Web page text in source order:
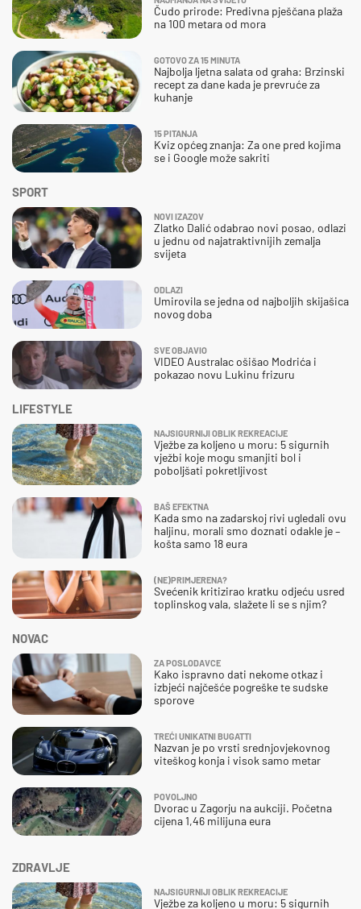
ZDRAVLJE
NAJSIGURNIJI OBLIK REKREACIJE
Vježbe za koljeno u moru: 5 sigurnih
SPORT
NOVI IZAZOV
Zlatko Dalić odabrao novi posao, odlazi
u jednu od najatraktivnijih zemalja
svijeta
ODLAZI
Umirovila se jedna od najboljih skijašica
novog doba
SVE OBJAVIO
VIDEO Australac ošišao Modrića i
pokazao novu Lukinu frizuru
Čudo prirode: Predivna pješčana plaža
na 100 metara od mora
GOTOVO ZA 15 MINUTA
Najbolja ljetna salata od graha: Brzinski
recept za dane kada je prevruće za
kuhanje
15 PITANJA
Kviz općeg znanja: Za one pred kojima
se i Google može sakriti
NOVAC
ZA POSLODAVCE
Kako ispravno dati nekome otkaz i
izbjeći najčešće pogreške te sudske
sporove
TREĆI UNIKATNI BUGATTI
Nazvan je po vrsti srednjovjekovnog
viteškog konja i visok samo metar
POVOLJNO
Dvorac u Zagorju na aukciji. Početna
cijena 1,46 milijuna eura
LIFESTYLE
NAJSIGURNIJI OBLIK REKREACIJE
Vježbe za koljeno u moru: 5 sigurnih
vježbi koje mogu smanjiti bol i
poboljšati pokretljivost
BAŠ EFEKTNA
Kada smo na zadarskoj rivi ugledali ovu
haljinu, morali smo doznati odakle je –
košta samo 18 eura
(NE)PRIMJERENA?
Svećenik kritizirao kratku odjeću usred
toplinskog vala, slažete li se s njim?